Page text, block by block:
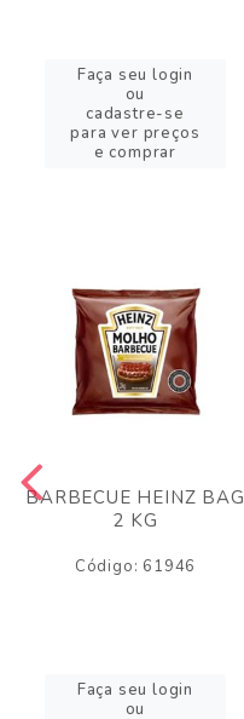
Faça seu login
ou
cadastre-se
para ver preços
e comprar
BARBECUE HEINZ BAG
2 KG
Código: 61946
Faça seu login
ou